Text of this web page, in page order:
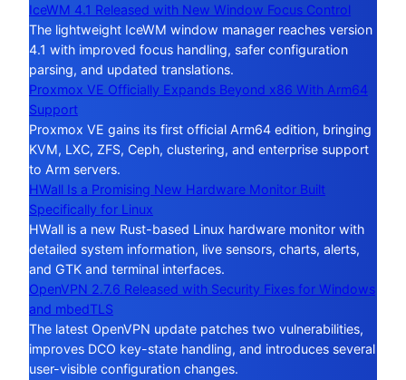
IceWM 4.1 Released with New Window Focus Control
The lightweight IceWM window manager reaches version
4.1 with improved focus handling, safer configuration
parsing, and updated translations.
Proxmox VE Officially Expands Beyond x86 With Arm64
Support
Proxmox VE gains its first official Arm64 edition, bringing
KVM, LXC, ZFS, Ceph, clustering, and enterprise support
to Arm servers.
HWall Is a Promising New Hardware Monitor Built
Specifically for Linux
HWall is a new Rust-based Linux hardware monitor with
detailed system information, live sensors, charts, alerts,
and GTK and terminal interfaces.
OpenVPN 2.7.6 Released with Security Fixes for Windows
and mbedTLS
The latest OpenVPN update patches two vulnerabilities,
improves DCO key-state handling, and introduces several
user-visible configuration changes.